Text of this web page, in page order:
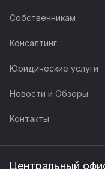
Собственникам
Консалтинг
Юридические услуги
Новости и Обзоры
Контакты
Центральный